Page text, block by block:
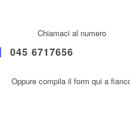
Chiamaci al numero
045 6717656
Oppure compila il form qui a